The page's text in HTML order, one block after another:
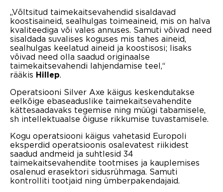
„Võltsitud taimekaitsevahendid sisaldavad
koostisaineid, sealhulgas toimeaineid, mis on halva
kvaliteediga või vales annuses. Samuti võivad need
sisaldada suvalises koguses mis tahes aineid,
sealhulgas keelatud aineid ja koostisosi; lisaks
võivad need olla saadud originaalse
taimekaitsevahendi lahjendamise teel,“
rääkis Hillep.
Operatsiooni Silver Axe käigus keskendutakse
eelkõige ebaseaduslike taimekaitsevahendite
kättesaadavaks tegemise ning müügi tabamisele,
sh intellektuaalse õiguse rikkumise tuvastamisele.
Kogu operatsiooni käigus vahetasid Europoli
eksperdid operatsioonis osalevatest riikidest
saadud andmeid ja suhtlesid 34
taimekaitsevahendite tootmises ja kauplemises
osalenud erasektori sidusrühmaga. Samuti
kontrolliti tootjaid ning ümberpakendajaid.